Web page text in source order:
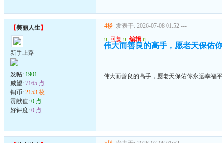
【美丽人生】
新手上路
发帖: 1901
威望: 7165 点
铜币: 2153 枚
贡献值: 0 点
好评度: 0 点
4楼 发表于: 2026-07-08 01:52 ---
u 回复 u 编辑 u
伟大而善良的高手，愿老天保佑
伟大而善良的高手，愿老天保佑你永远幸福